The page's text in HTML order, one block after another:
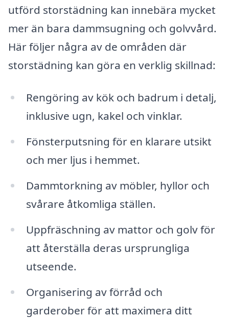
utförd storstädning kan innebära mycket
mer än bara dammsugning och golvvård.
Här följer några av de områden där
storstädning kan göra en verklig skillnad:
Rengöring av kök och badrum i detalj,
inklusive ugn, kakel och vinklar.
Fönsterputsning för en klarare utsikt
och mer ljus i hemmet.
Dammtorkning av möbler, hyllor och
svårare åtkomliga ställen.
Uppfräschning av mattor och golv för
att återställa deras ursprungliga
utseende.
Organisering av förråd och
garderober för att maximera ditt